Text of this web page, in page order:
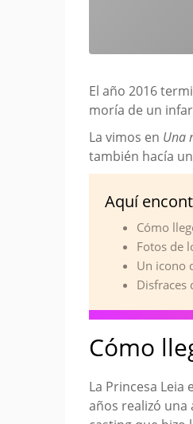
El año 2016
moría de un
La vimos en Una
también hacía
Aquí
Cómo
Fotos de
Un icono
Disfraces
Cómo
La Princesa
años realizó una